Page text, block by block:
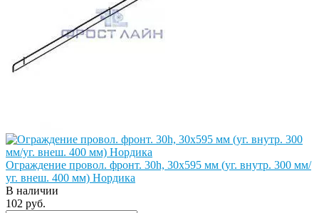
Ограждение провол. фронт. 30h, 30х595 мм (уг. внутр. 300 мм/
уг. внеш. 400 мм) Нордика
В наличии
102 руб.